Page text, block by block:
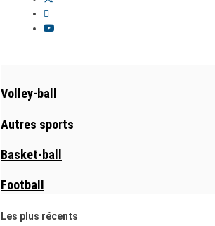
Volley-ball
Autres sports
Basket-ball
Football
Les plus récents